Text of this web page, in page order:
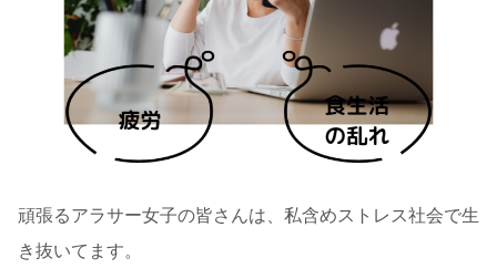
頑張るアラサー女子の皆さんは、私含めストレス社会で生
き抜いてます。